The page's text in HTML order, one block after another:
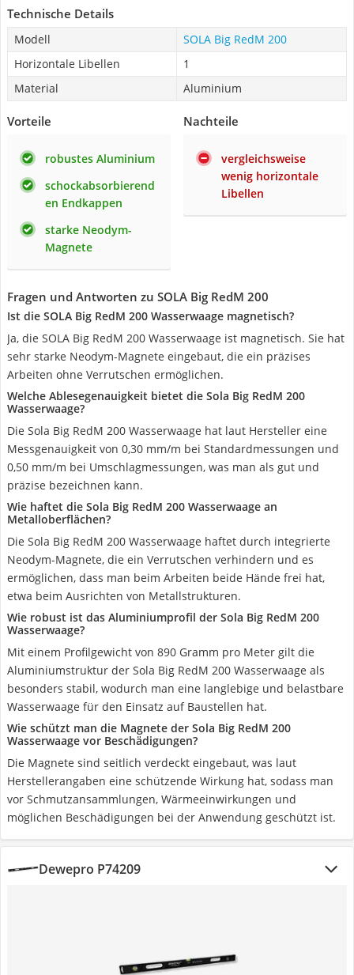
Technische Details
Modell
SOLA Big RedM 200
Horizontale Libellen
1
Material
Aluminium
Vorteile
robustes Aluminium
schockabsorbierend
en Endkappen
starke Neodym-
Magnete
Nachteile
vergleichsweise
wenig horizontale
Libellen
Fragen und Antworten zu SOLA Big RedM 200
Ist die SOLA Big RedM 200 Wasserwaage magnetisch?
Ja, die SOLA Big RedM 200 Wasserwaage ist magnetisch. Sie hat
sehr starke Neodym-Magnete eingebaut, die ein präzises
Arbeiten ohne Verrutschen ermöglichen.
Welche Ablesegenauigkeit bietet die Sola Big RedM 200
Wasserwaage?
Die Sola Big RedM 200 Wasserwaage hat laut Hersteller eine
Messgenauigkeit von 0,30 mm/m bei Standardmessungen und
0,50 mm/m bei Umschlagmessungen, was man als gut und
präzise bezeichnen kann.
Wie haftet die Sola Big RedM 200 Wasserwaage an
Metalloberflächen?
Die Sola Big RedM 200 Wasserwaage haftet durch integrierte
Neodym-Magnete, die ein Verrutschen verhindern und es
ermöglichen, dass man beim Arbeiten beide Hände frei hat,
etwa beim Ausrichten von Metallstrukturen.
Wie robust ist das Aluminiumprofil der Sola Big RedM 200
Wasserwaage?
Mit einem Profilgewicht von 890 Gramm pro Meter gilt die
Aluminiumstruktur der Sola Big RedM 200 Wasserwaage als
besonders stabil, wodurch man eine langlebige und belastbare
Wasserwaage für den Einsatz auf Baustellen hat.
Wie schützt man die Magnete der Sola Big RedM 200
Wasserwaage vor Beschädigungen?
Die Magnete sind seitlich verdeckt eingebaut, was laut
Herstellerangaben eine schützende Wirkung hat, sodass man
vor Schmutzansammlungen, Wärmeeinwirkungen und
möglichen Beschädigungen bei der Anwendung geschützt ist.
Dewepro P74209